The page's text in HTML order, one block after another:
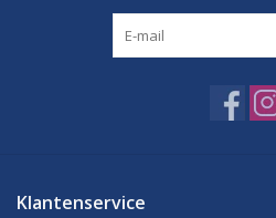
Klantenservice